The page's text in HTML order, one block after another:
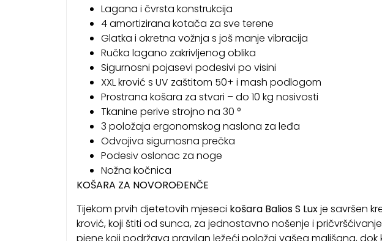
Lagana i čvrsta konstrukcija
4 amortizirana kotača za sve terene
Glatka i okretna vožnja s još manje vibracija
Ručka lagano zakrivljenog oblika
Sigurnosni pojasevi podesivi po visini
XXL krović s UV zaštitom 50+ i mash podlogom
Prostrana košara za stvari – do 10 kg nosivosti
Tkanine perive strojno na 30 °
3 položaja ergonomskog naslona za leđa
Odvojiva sigurnosna prečka
Podesiv oslonac za noge
Nožna kočnica
KOŠARA ZA NOVOROĐENČE
Tijekom prvih djetetovih mjeseci košara Balios S Luxje savršen
krović, koji štiti od sunca, za jednostavno nošenje i
pjene koji podržava pravilan ležeći položaj vašeg mališana,